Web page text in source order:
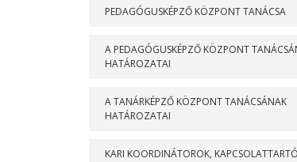
PEDAGÓGUSKÉPZŐ KÖZPONT TANÁCSA
A PEDAGÓGUSKÉPZŐ KÖZPONT
HATÁROZATAI
A TANÁRKÉPZŐ KÖZPONT TANÁCSÁNAK
HATÁROZATAI
KARI KOORDINÁTOROK,